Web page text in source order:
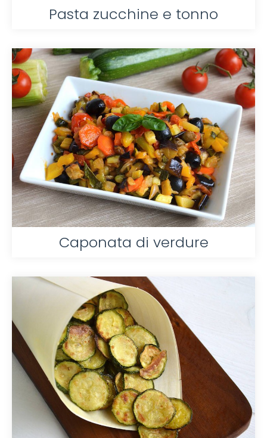
Pasta zucchine e tonno
Caponata di verdure